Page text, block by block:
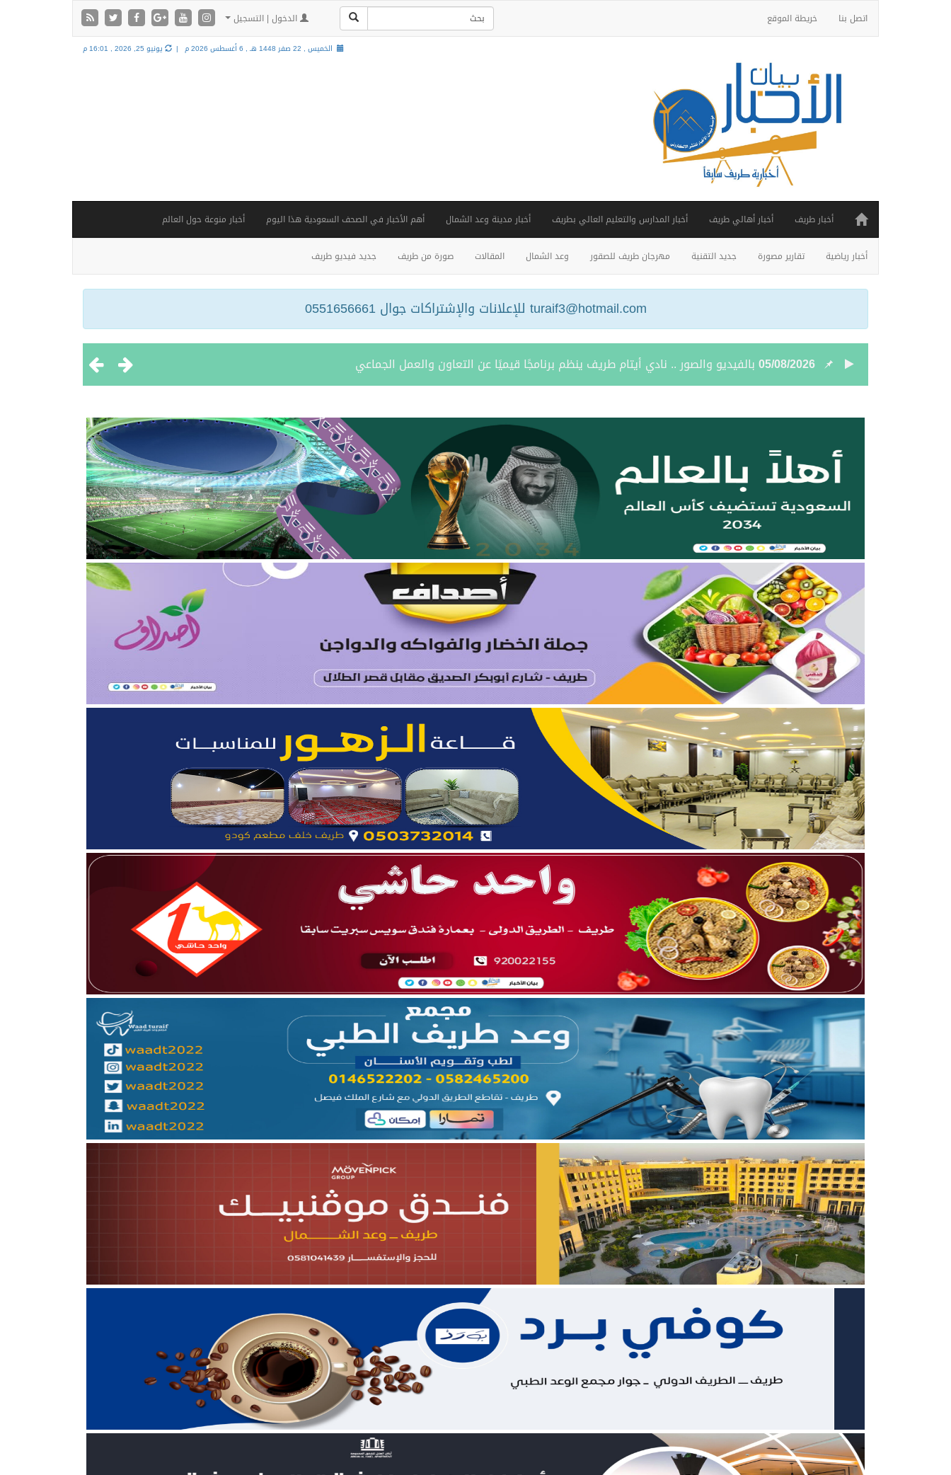
اتصل بنا خريطة الموقع الدخول | التسجيل
الخميس , 22 صفر 1448 هـ , 6 أغسطس 2026 م | يونيو 25, 2026 , 16:01 م
أخبار طريف أخبار أهالي طريف أخبار المدارس والتعليم العالي بطريف أخبار مدينة وعد الشمال أهم الأخبار في الصحف السعودية هذا اليوم أخبار منوعة حول العالم
أخبار رياضية تقارير مصورة جديد التقنية مهرجان طريف للصقور وعد الشمال المقالات صورة من طريف جديد فيديو طريف
turaif3@hotmail.com للإعلانات والإشتراكات جوال 0551656661
05/08/2026 نائب أمير الحدود الشمالية يستقبل مدير فرع وزارة الرياضة وأعضاء نادي المساعدية بمناسبة تحقيق بطولتين إقليميتين
04/08/2026
بالصور.. علي بن زيدان الشمري يحتفل بزواج ابنه “فواز”
بالصور.. محمد بن سعود رقاد الرويلي يحتفل بزواج ابنه “عمر”
04/08/2026تعيين الأستاذ ياسر بن حامد بن مدوح الحازمي عضوًا في مجلس منطقة الحدود الشمالية
04/08/2026
أمر سامٍ بتعيين حميد بن مران الرويلي عضوًا في مجلس منطقة الحدود الشمالية
04/08/2026نائب أمير الحدود الشمالية يطّلع على تقرير فرع صندوق تنمية الموارد البشرية بالمنطقة لعام 2025
04/08/2026برعاية أمير الحدود الشمالية.. نائب أمير المنطقة يدشّن فعاليات “صيفنا شمالي 2026”
03/08/2026جمعية مجيد لتحفيظ القرآن بطريف تعلن إحصائية الأسبوع الرابع من الدورة الصيفية “ربيع القلوب”
05/08/2026بالفيديو والصور .. نادي أيتام طريف ينظم برنامجًا قيميًا عن التعاون والعمل الجماعي